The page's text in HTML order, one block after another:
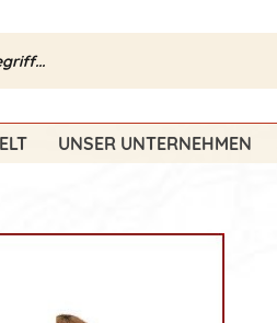
UNSER UNTERNEHMEN